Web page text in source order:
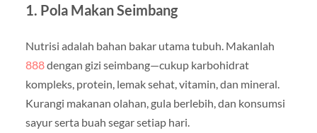
1. Pola Makan Seimbang
Nutrisi adalah bahan bakar utama tubuh. Makanlah
888dengan gizi seimbang—cukup karbohidrat
kompleks, protein, lemak sehat, vitamin, dan mineral.
Kurangi makanan olahan, gula berlebih, dan konsumsi
sayur serta buah segar setiap hari.